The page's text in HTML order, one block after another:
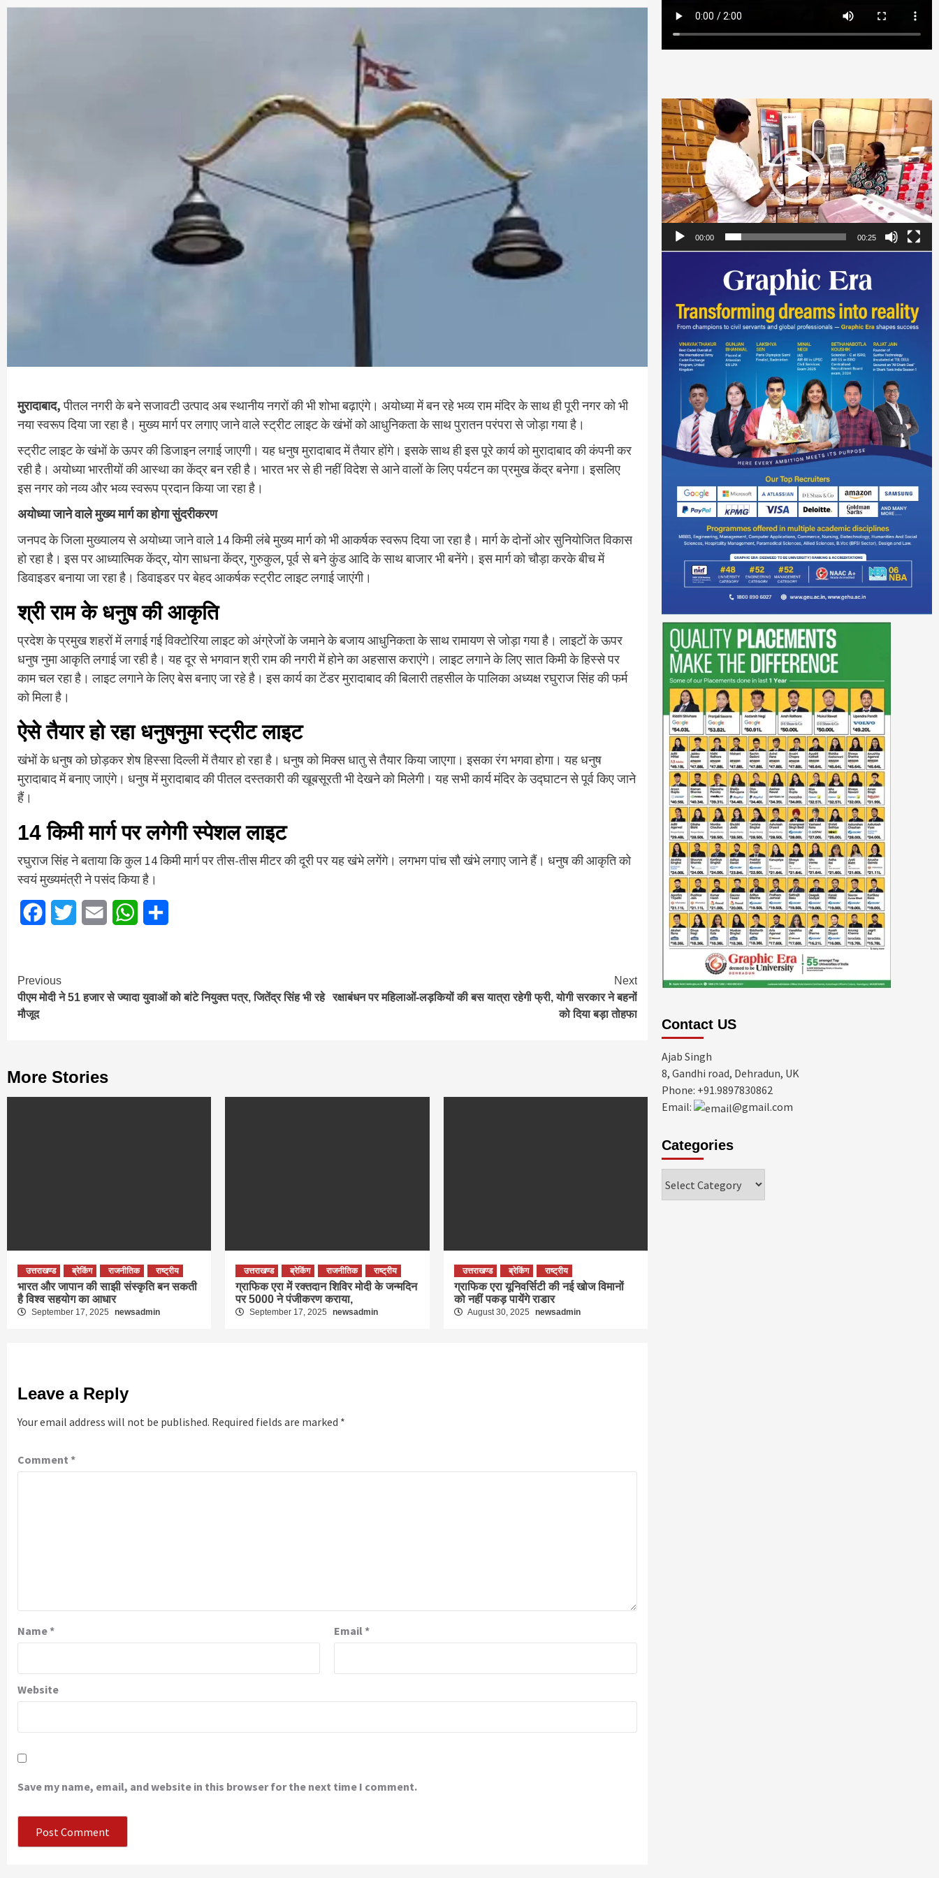
मुरादाबाद,पीतल नगरी के बने सजावटी उत्पाद अब स्थानीय नगरों की भी शोभा बढ़ाएंगे। अयोध्या में बन रहे भव्य राम मंदिर के साथ ही पूरी नगर को भी
नया स्वरूप दिया जा रहा है। मुख्य मार्ग पर लगाए जाने वाले स्ट्रीट लाइट के खंभों को आधुनिकता के साथ पुरातन परंपरा से जोड़ा गया है।
स्ट्रीट लाइट के खंभों के ऊपर की डिजाइन लगाई जाएगी। यह धनुष मुरादाबाद में तैयार होंगे। इसके साथ ही इस पूरे कार्य को मुरादाबाद की कंपनी कर
रही है। अयोध्या भारतीयों की आस्था का केंद्र बन रही है। भारत भर से ही नहीं विदेश से आने वालों के लिए पर्यटन का प्रमुख केंद्र बनेगा। इसलिए
इस नगर को नव्य और भव्य स्वरूप प्रदान किया जा रहा है।
अयोध्या जाने वाले मुख्य मार्ग का होगा सुंदरीकरण
जनपद के जिला मुख्यालय से अयोध्या जाने वाले 14 किमी लंबे मुख्य मार्ग को भी आकर्षक स्वरूप दिया जा रहा है। मार्ग के दोनों ओर सुनियोजित विकास
हो रहा है। इस पर आध्यात्मिक केंद्र, योग साधना केंद्र, गुरुकुल, पूर्व से बने कुंड आदि के साथ बाजार भी बनेंगे। इस मार्ग को चौड़ा करके बीच में
डिवाइडर बनाया जा रहा है। डिवाइडर पर बेहद आकर्षक स्ट्रीट लाइट लगाई जाएंगी।
श्री राम के धनुष की आकृति
प्रदेश के प्रमुख शहरों में लगाई गई विक्टोरिया लाइट को अंग्रेजों के जमाने के बजाय आधुनिकता के साथ रामायण से जोड़ा गया है। लाइटों के ऊपर
धनुष नुमा आकृति लगाई जा रही है। यह दूर से भगवान श्री राम की नगरी में होने का अहसास कराएंगे। लाइट लगाने के लिए सात किमी के हिस्से पर
काम चल रहा है। लाइट लगाने के लिए बेस बनाए जा रहे है। इस कार्य का टेंडर मुरादाबाद की बिलारी तहसील के पालिका अध्यक्ष रघुराज सिंह की फर्म
को मिला है।
ऐसे तैयार हो रहा धनुषनुमा स्ट्रीट लाइट
खंभों के धनुष को छोड़कर शेष हिस्सा दिल्ली में तैयार हो रहा है। धनुष को मिक्स धातु से तैयार किया जाएगा। इसका रंग भगवा होगा। यह धनुष
मुरादाबाद में बनाए जाएंगे। धनुष में मुरादाबाद की पीतल दस्तकारी की खूबसूरती भी देखने को मिलेगी। यह सभी कार्य मंदिर के उद्घाटन से पूर्व किए जाने
हैं।
14 किमी मार्ग पर लगेगी स्पेशल लाइट
रघुराज सिंह ने बताया कि कुल 14 किमी मार्ग पर तीस-तीस मीटर की दूरी पर यह खंभे लगेंगे। लगभग पांच सौ खंभे लगाए जाने हैं। धनुष की आकृति को
स्वयं मुख्यमंत्री ने पसंद किया है।
FacebookTwitter Email WhatsApp
Continue
Reading
Previous
पीएम मोदी ने 51 हजार से ज्यादा युवाओं को बांटे नियुक्त पत्र, जितेंद्र सिंह भी रहे
मौजूद
Next
रक्षाबंधन पर महिलाओं-लड़कियों की बस यात्रा रहेगी फ्री, योगी सरकार ने बहनों
को दिया बड़ा तोहफा
More Stories
उत्तराखण्ड ब्रेकिंग राजनीतिक राष्ट्रीय
भारत और जापान की साझी संस्कृति बन सकती
है विश्व सहयोग का आधार
September 17, 2025 newsadmin
उत्तराखण्ड ब्रेकिंग राजनीतिक राष्ट्रीय
ग्राफिक एरा में रक्तदान शिविर मोदी के जन्मदिन
पर 5000 ने पंजीकरण कराया,
September 17, 2025 newsadmin
उत्तराखण्ड ब्रेकिंग राष्ट्रीय
ग्राफिक एरा यूनिवर्सिटी की नई खोज विमानों
को नहीं पकड़ पायेंगे राडार
August 30, 2025 newsadmin
Leave a Reply
Your email address will not be published. Required fields are marked *
Comment *
Name* Email*
Website
Save my name, email, and website in this browser for the next time I comment.
Video
Player
00:00 00:25
Contact US
Ajab Singh
8, Gandhi road, Dehradun, UK
Phone: +91.9897830862
Email:
@gmail.com
Categories